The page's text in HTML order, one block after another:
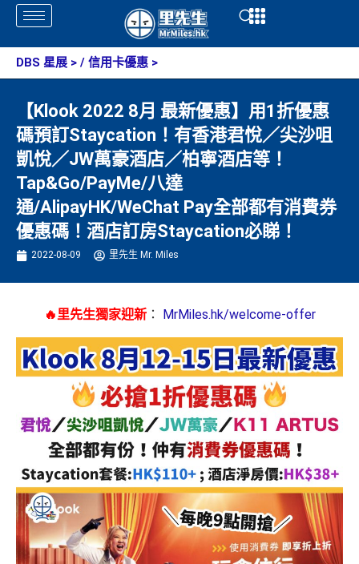
Skip
content
Open
DBS 星展 > / 信用卡優惠 >
【Klook 2022 8月 最新優惠】用1折優惠
碼預訂Staycation！有香港君悅／尖沙咀
凱悅／JW萬豪酒店／柏寧酒店等！
Tap&Go/PayMe/八達
通/AlipayHK/WeChat Pay全部都有消費券
優惠碼！酒店訂房Staycation必睇！
2022-08-09 里先生 Mr. Miles
🔥里先生獨家迎新： MrMiles.hk/welcome-offer